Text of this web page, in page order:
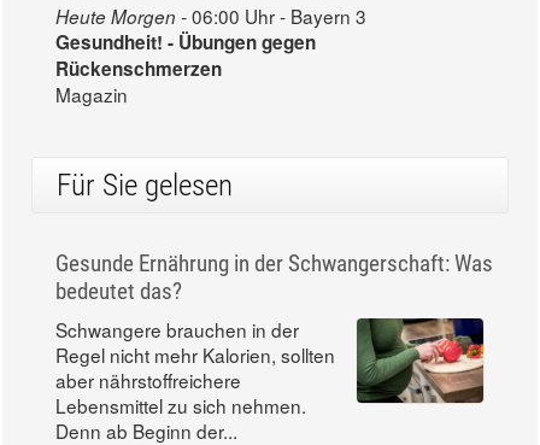
Heute Morgen -06:00 Uhr - Bayern 3
Gesundheit! - Übungen gegen
Rückenschmerzen
Magazin
Für Sie gelesen
Gesunde Ernährung in der Schwangerschaft: Was
bedeutet das?
Schwangere brauchen in der
Regel nicht mehr Kalorien, sollten
aber nährstoffreichere
Lebensmittel zu sich nehmen.
Denn ab Beginn der...